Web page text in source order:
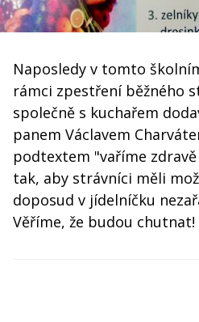
Naposledy v tomto
rámci zpestření běžného
společně s kuchařem
panem Václavem
podtextem "vaříme
tak, aby strávníci měli
doposud v jídelníčku
Věříme, že budou chutnat!